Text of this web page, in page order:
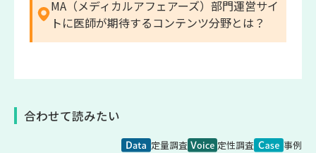
MA（メディカルアフェアーズ）部門運営サイ
トに医師が期待するコンテンツ分野とは？
合わせて読みたい
定量調査 定性調査 事例